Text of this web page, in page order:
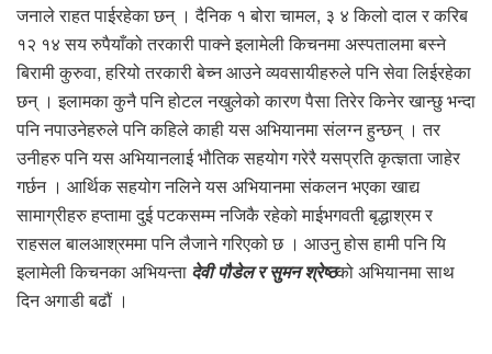
जनाले राहत पाईरहेका छन् । दैनिक १ बोरा चामल, ३ ४ किलो दाल र करिब
१२ १४ सय रुपैयाँको तरकारी पाक्ने इलामेली किचनमा अस्पतालमा बस्ने
बिरामी कुरुवा, हरियो तरकारी बेच्न आउने व्यवसायीहरुले पनि सेवा लिईरहेका
छन् । इलामका कुनै पनि होटल नखुलेको कारण पैसा तिरेर किनेर खान्छु भन्दा
पनि नपाउनेहरुले पनि कहिले काही यस अभियानमा संलग्न हुन्छन् । तर
उनीहरु पनि यस अभियानलाई भौतिक सहयोग गरेरै यसप्रति कृत्ज्ञता जाहेर
गर्छन । आर्थिक सहयोग नलिने यस अभियानमा संकलन भएका खाद्य
सामाग्रीहरु हप्तामा दुई पटकसम्म नजिकै रहेको माईभगवती बृद्धाश्रम र
राहसल बालआश्रममा पनि लैजाने गरिएको छ । आउनु होस हामी पनि यि
इलामेली किचनका अभियन्ता देवी पौडेल र सुमन श्रेष्ठको अभियानमा साथ
दिन अगाडी बढौं ।